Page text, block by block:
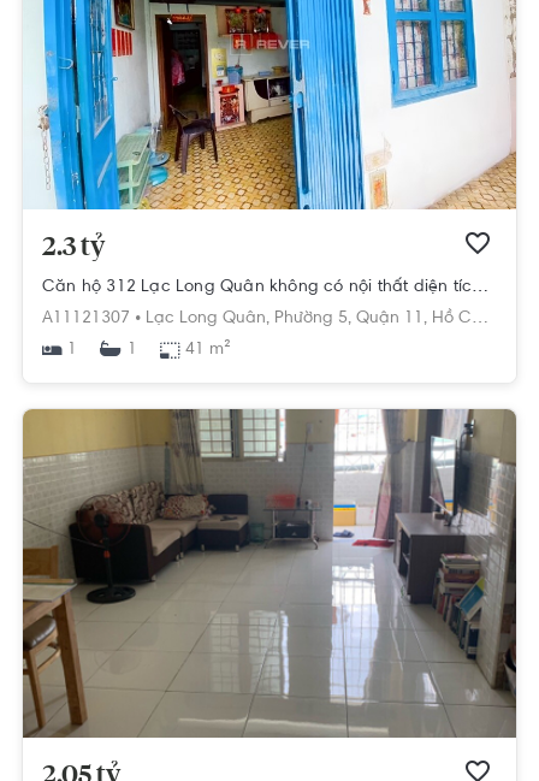
2.3 tỷ
Căn hộ 312 Lạc Long Quân không có nội thất diện tích 41m².
A11121307 • Lạc Long Quân, Phường 5, Quận 11, Hồ Chí Minh
1 41 m²